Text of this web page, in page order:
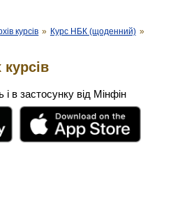
курсів » Курс НБК (щоденний) »
в застосунку від Мінфін